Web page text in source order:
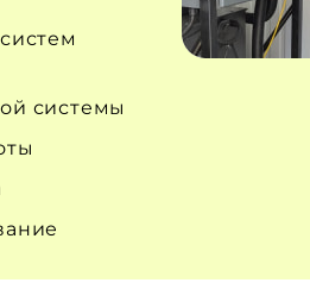
системы